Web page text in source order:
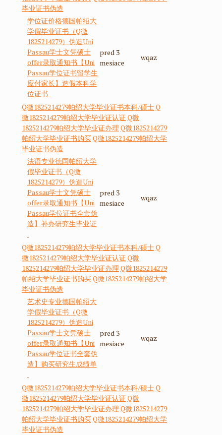
毕业证书伪造
学位证价格德国帕绍大
学假毕业证书（Q微
1825214279）伪造Uni
Passau学士文凭硕士
offer录取通知书【Uni
Passau学位证书留学生
应付家长】造假本科学
位证书
pred 3
mesiace
wqaz
Q微1825214279帕绍大学毕业证书本科/硕士Q
微1825214279帕绍大学毕业证认证 Q微
1825214279帕绍大学毕业证办理 Q微1825214279
帕绍大学毕业证书购买Q微1825214279帕绍大学
毕业证书伪造
法语专业德国帕绍大学
假毕业证书（Q微
1825214279）伪造Uni
Passau学士文凭硕士
offer录取通知书【Uni
Passau学位证书全套伪
造】补办研究生毕业证
pred 3
mesiace
wqaz
Q微1825214279帕绍大学毕业证书本科/硕士Q
微1825214279帕绍大学毕业证认证 Q微
1825214279帕绍大学毕业证办理 Q微1825214279
帕绍大学毕业证书购买Q微1825214279帕绍大学
毕业证书伪造
艺术史专业德国帕绍大
学假毕业证书（Q微
1825214279）伪造Uni
Passau学士文凭硕士
offer录取通知书【Uni
Passau学位证书全套伪
造】购买研究生成绩单
pred 3
mesiace
wqaz
Q微1825214279帕绍大学毕业证书本科/硕士Q
微1825214279帕绍大学毕业证认证 Q微
1825214279帕绍大学毕业证办理 Q微1825214279
帕绍大学毕业证书购买Q微1825214279帕绍大学
毕业证书伪造